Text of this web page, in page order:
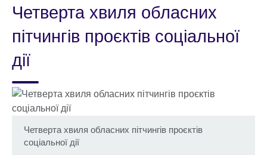
language
Четверта хвиля обласних
пітчингів проєктів соціальної
дії
Четверта хвиля обласних пітчингів проєктів
соціальної дії